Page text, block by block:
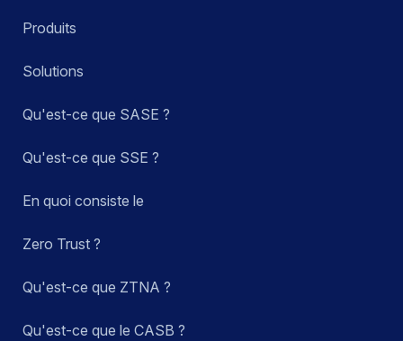
Produits
Solutions
Qu'est-ce que SASE ?
Qu'est-ce que SSE ?
En quoi consiste le
Zero Trust ?
Qu'est-ce que ZTNA ?
Qu'est-ce que le CASB ?